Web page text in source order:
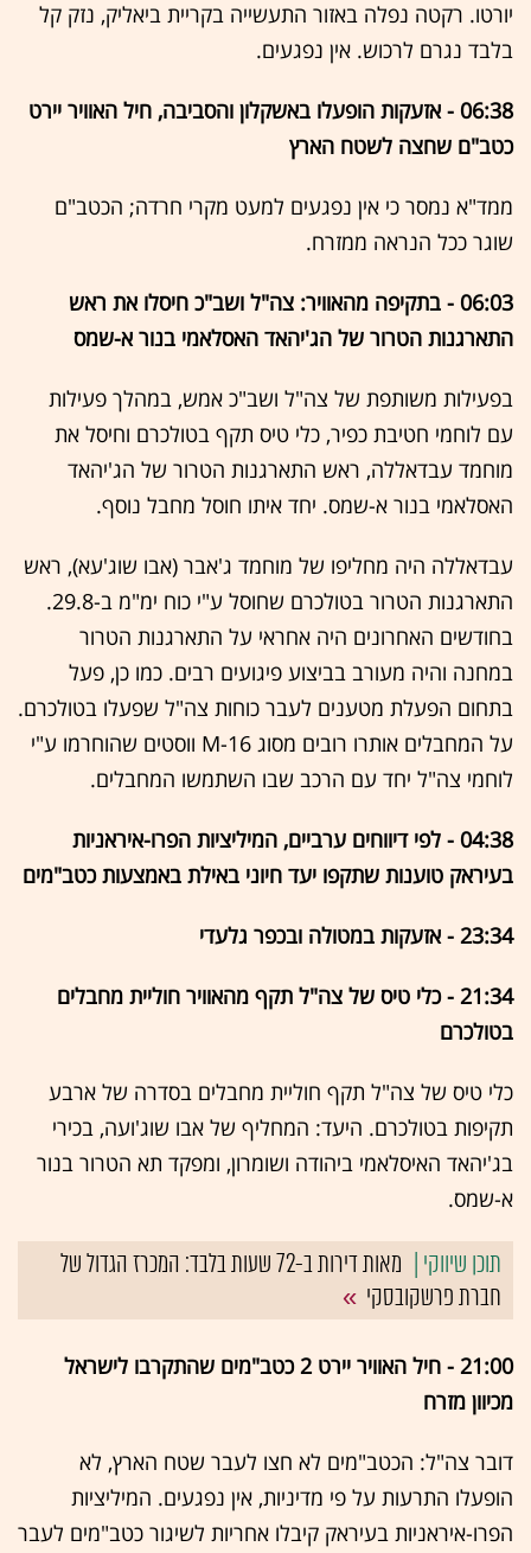
יורטו. רקטה נפלה באזור התעשייה בקריית ביאליק, נזק קל
בלבד נגרם לרכוש. אין נפגעים.
06:38 - אזעקות הופעלו באשקלון והסביבה, חיל האוויר יירט
כטב"ם שחצה לשטח הארץ
ממד"א נמסר כי אין נפגעים למעט מקרי חרדה; הכטב"ם
שוגר ככל הנראה ממזרח.
06:03 - בתקיפה מהאוויר: צה"ל ושב"כ חיסלו את ראש
התארגנות הטרור של הג'יהאד האסלאמי בנור א-שמס
בפעילות משותפת של צה"ל ושב"כ אמש, במהלך פעילות
עם לוחמי חטיבת כפיר, כלי טיס תקף בטולכרם וחיסל את
מוחמד עבדאללה, ראש התארגנות הטרור של הג'יהאד
האסלאמי בנור א-שמס. יחד איתו חוסל מחבל נוסף.
עבדאללה היה מחליפו של מוחמד ג'אבר (אבו שוג'עא), ראש
התארגנות הטרור בטולכרם שחוסל ע"י כוח ימ"מ ב-29.8.
בחודשים האחרונים היה אחראי על התארגנות הטרור
במחנה והיה מעורב בביצוע פיגועים רבים. כמו כן, פעל
בתחום הפעלת מטענים לעבר כוחות צה"ל שפעלו בטולכרם.
על המחבלים אותרו רובים מסוג M-16 ווסטים שהוחרמו ע"י
לוחמי צה"ל יחד עם הרכב שבו השתמשו המחבלים.
04:38 - לפי דיווחים ערביים, המיליציות הפרו-איראניות
בעיראק טוענות שתקפו יעד חיוני באילת באמצעות כטב"מים
23:34 - אזעקות במטולה ובכפר גלעדי
21:34 - כלי טיס של צה"ל תקף מהאוויר חוליית מחבלים
בטולכרם
כלי טיס של צה"ל תקף חוליית מחבלים בסדרה של ארבע
תקיפות בטולכרם. היעד: המחליף של אבו שוג'ועה, בכירי
בג'יהאד האיסלאמי ביהודה ושומרון, ומפקד תא הטרור בנור
א-שמס.
מאות דירות ב-72 שעות בלבד: המכרז הגדול של
חברת פרשקובסקי
21:00 - חיל האוויר יירט 2 כטב"מים שהתקרבו לישראל
מכיוון מזרח
דובר צה"ל: הכטב"מים לא חצו לעבר שטח הארץ, לא
הופעלו התרעות על פי מדיניות, אין נפגעים. המיליציות
הפרו-איראניות בעיראק קיבלו אחריות לשיגור כטב"מים לעבר